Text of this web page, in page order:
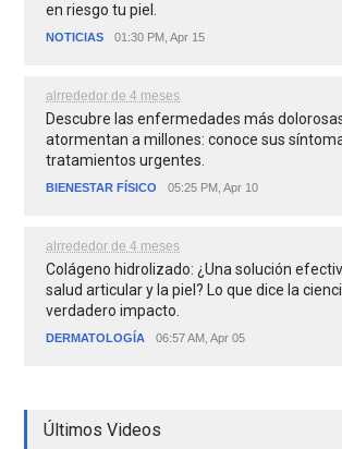
en riesgo tu piel.
NOTICIAS 01:30 PM, Apr 15
alrrededor de 4 meses
Descubre las enfermedades más
atormentan a millones: conoce sus
tratamientos urgentes.
BIENESTAR FÍSICO 05:25 PM, Apr 10
alrrededor de 4 meses
Colágeno hidrolizado: ¿Una solución
salud articular y la piel? Lo que dice la
verdadero impacto.
DERMATOLOGÍA 06:57 AM, Apr 05
Últimos Videos